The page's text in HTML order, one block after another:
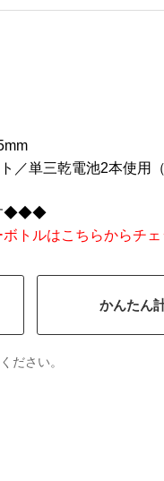
／単三乾電池2本使用（
◆◆◆
トルはこちらからチェ
かんたん
ださい。